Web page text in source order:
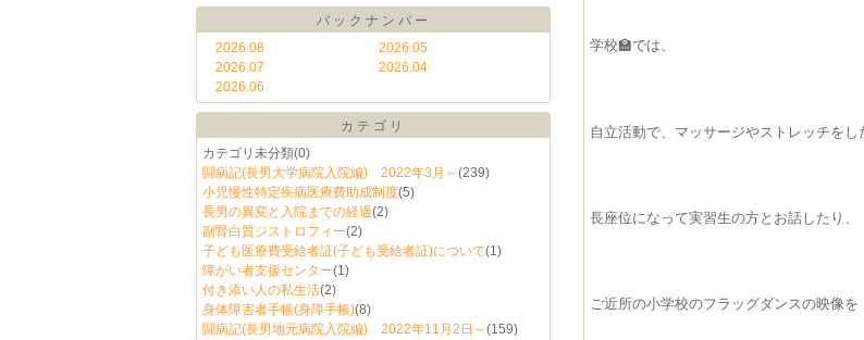
バックナンバー
2026.08
2026.07
2026.06
2026.05
2026.04
カテゴリ
カテゴリ未分類(0)
闘病記(長男大学病院入院編) 2022年3月～(239)
小児慢性特定疾病医療費助成制度(5)
長男の異変と入院までの経過(2)
副腎白質ジストロフィー(2)
子ども医療費受給者証(子ども受給者証)について(1)
障がい者支援センター(1)
付き添い人の私生活(2)
身体障害者手帳(身障手帳)(8)
闘病記(長男地元病院入院編) 2022年11月2日～(159)
学校🏫では、
自立活動で、マッサージやストレッチをし
長座位になって実習生の方とお話したり、
ご近所の小学校のフラッグダンスの映像を